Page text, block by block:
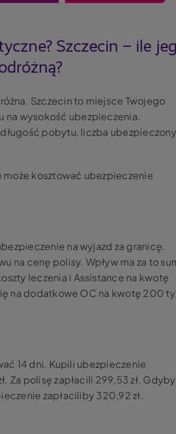
Szczecin – ile
Szczecin to miejsce Twojego
na wysokość ubezpieczenia.
pobytu, liczba
może kosztować ubezpieczenie
na wyjazd za granicę.
na cenę polisy. Wpływ ma za to
leczenia i Assistance na kwotę
na dodatkowe OC na kwotę 200
14 dni. Kupili ubezpieczenie
Za polisę zapłacili 299,53 zł. Gdyby
zapłaciliby 320,92 zł.